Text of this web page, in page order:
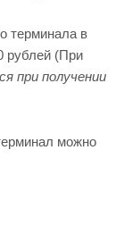
терминала в
рублей (При
при получении
можно